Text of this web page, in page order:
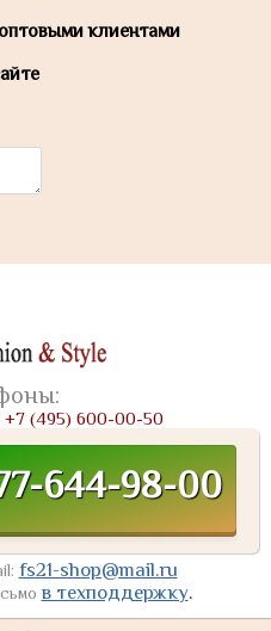
клиентами
+7 (495) 600-00-50
644-98-00
fs21-shop@mail.ru
в техподдержку.